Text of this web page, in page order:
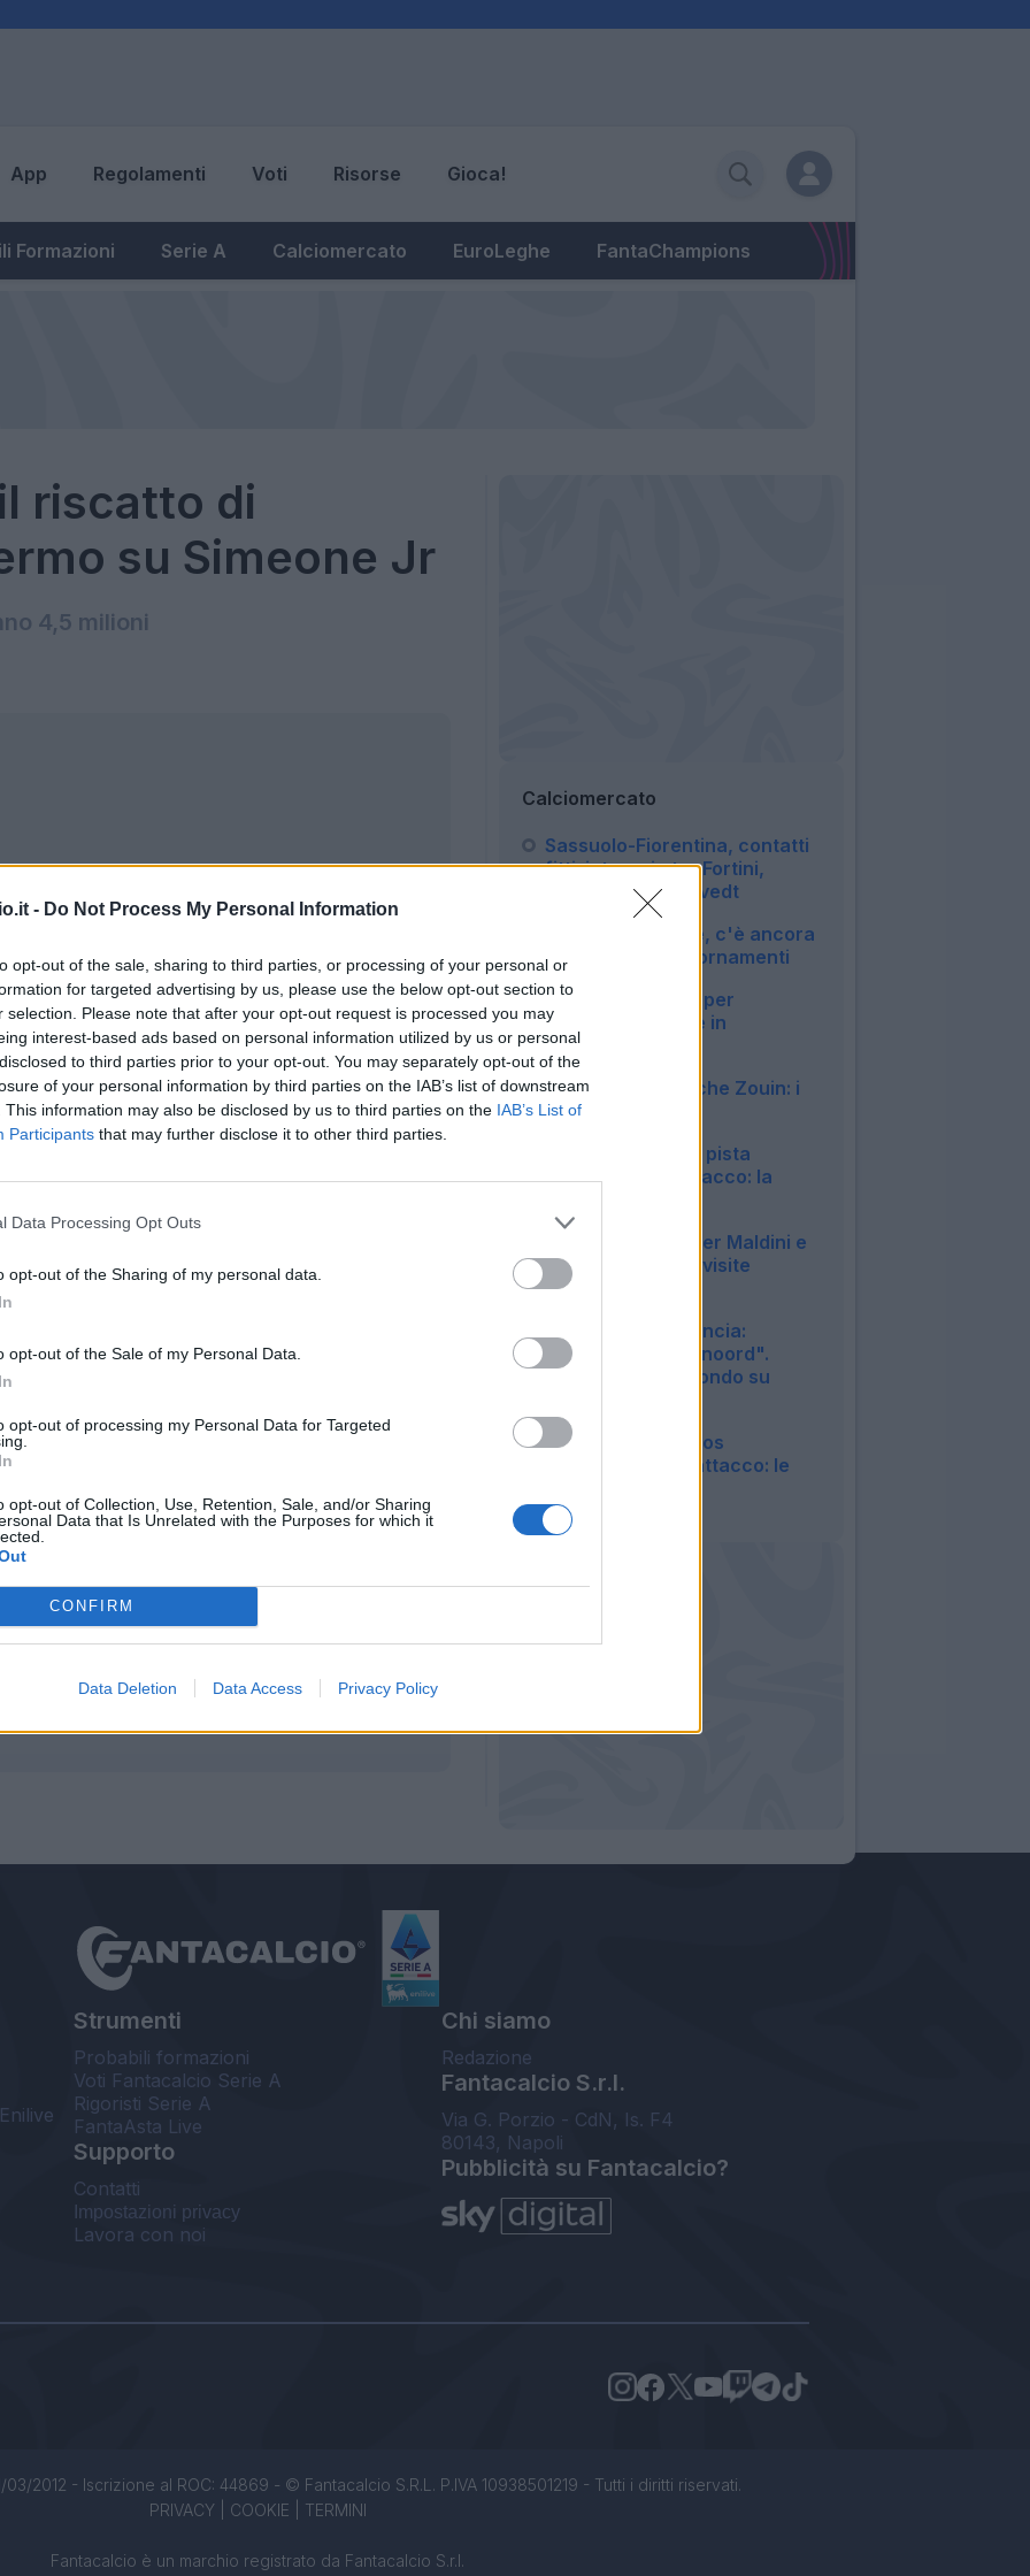
- Do Not Process My Personal Information
opt-out of the sale, sharing to third parties, or processing of your personal or
for targeted advertising by us, please use the below opt-out section to
selection. Please note that after your opt-out request is processed you may
interest-based ads based on personal information utilized by us or personal
to third parties prior to your opt-out. You may separately opt-out of the
of your personal information by third parties on the IAB’s list of downstream
This information may also be disclosed by us to third parties on the IAB’s List of
Participants that may further disclose it to other third parties.
Data Processing Opt Outs
opt-out of the Sharing of my personal data.
opt-out of the Sale of my Personal Data.
opt-out of processing my Personal Data for Targeted
opt-out of Collection, Use, Retention, Sale, and/or Sharing
Data that Is Unrelated with the Purposes for which it
CONFIRM
Data Deletion Data Access Privacy Policy
App Regolamenti Voti Risorse Gioca!
Formazioni Serie A Calciomercato EuroLeghe FantaChampions
riscatto di
su Simeone Jr
4,5 milioni
(getty images)
offerte da Jorginho nell'ultimo periodo le due
da un anno e mezzo, il Napoli e il
della comproprietà. Come da
interamente dai partenopei che
4,5 milioni di euro
uno sconto di 500 mila euro sulla cifra
costerà in tutto al Napoli 9,5 milioni.
in argentina alla ricerca dei futuri Dybala e
è quello di Giovanni Simeone,
Plate e figlio del grande Diego Pablo, ex
dell'Atletico.
però che "quello italiano sarebbe un
allenato dal padre all'Atletico sarebbe un
Calciomercato
Sassuolo-Fiorentina, contatti
fitti: intreccio tra Fortini,
Fabbian e Thorstvedt
Napoli-Badiashile, c'è ancora
distanza: gli aggiornamenti
Napoli, ore calde per
Badiashile: affare in
chiusura?
23:01
Parma, arriva anche Zouin: i
dettagli
Napoli, difficile la pista
Vlahovic per l'attacco: la
21:55
Cagliari, è fatta per Maldini e
Carlos: fissate le visite
mediche
Roma, Read annuncia:
"Rimango al Feyenoord".
Confermato l'affondo su
20:23
Lecce, idea Marcos
Fernandez per l'attacco: le
20:17
Strumenti
Probabili formazioni
Voti Fantacalcio Serie A
Rigoristi Serie A
FantaAsta Live
Supporto
Contatti
Impostazioni privacy
Lavora con noi
Chi siamo
Redazione
Fantacalcio S.r.l.
Via G. Porzio - CdN, Is. F4
80143, Napoli
Pubblicità su Fantacalcio?
2012 - Iscrizione al ROC: 44869 - © Fantacalcio S.R.L. P.IVA 10938501219 - Tutti i diritti riservati.
PRIVACY| COOKIE TERMINI
Fantacalcio è un marchio registrato da Fantacalcio S.r.l.